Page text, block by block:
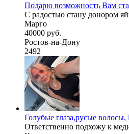
Подарю возможность Вам
С радостью стану донором
Марго
40000 руб.
Ростов-на-Дону
2492
Голубые глаза,русые
Ответственно подхожу к